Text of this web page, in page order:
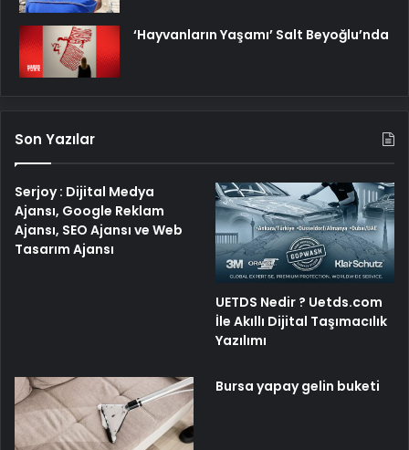
‘Hayvanların Yaşamı’ Salt Beyoğlu’nda
Son Yazılar
Serjoy : Dijital Medya
Ajansı, Google Reklam
Ajansı, SEO Ajansı ve Web
Tasarım Ajansı
UETDS Nedir ? Uetds.com
İle Akıllı Dijital Taşımacılık
Yazılımı
Bursa yapay gelin buketi